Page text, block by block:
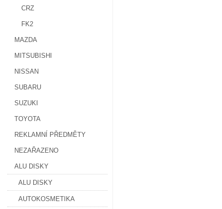
CRZ
FK2
MAZDA
MITSUBISHI
NISSAN
SUBARU
SUZUKI
TOYOTA
REKLAMNÍ PŘEDMĚTY
NEZAŘAZENO
ALU DISKY
ALU DISKY
AUTOKOSMETIKA